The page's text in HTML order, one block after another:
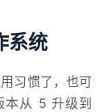
系统
习惯了，也可
本从 5 升级到